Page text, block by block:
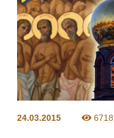
24.03.2015 6718